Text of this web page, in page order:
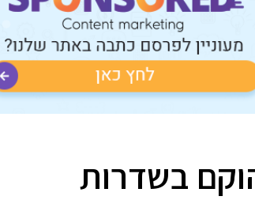
הוקם בשדרות